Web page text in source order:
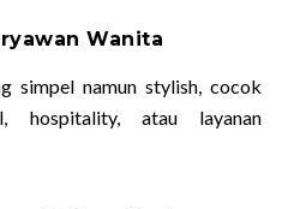
Wanita
simpel namun stylish, cocok
hospitality, atau layanan